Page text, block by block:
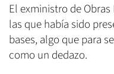
El exministro de
las que había sido
bases, algo que para
como un dedazo.